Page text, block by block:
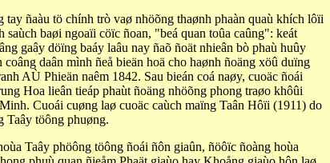
ñaàu tö chính trò vaø nhöõng thaønh phaàn quaù khích lôïi
baøi ngoaïi cöïc ñoan, "beá quan toûa caûng": keát
gaây döïng baáy laâu nay ñaõ ñoät nhieân bò phaù huûy
daân mình ñeå bieän hoä cho haønh ñoäng xöû duïng
AÙ Phieän naêm 1842. Sau bieán coá naøy, cuoäc ñoái
Hoa lieân tieáp phaùt ñoäng nhöõng phong traøo khôûi
Cuoái cuøng laø cuoäc caùch maïng Taân Hôïi (1911) do
Taây töông phuøng.
Taây phöông töông ñoái ñôn giaûn, ñöôïc ñoàng hoùa